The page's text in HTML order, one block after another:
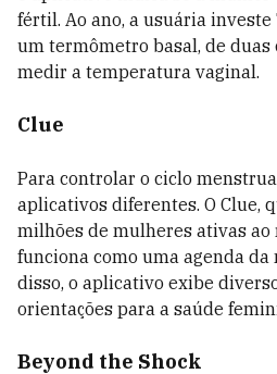
fértil. Ao ano, a usuária
um termômetro basal, de duas
medir a temperatura vaginal.
Clue
Para controlar o ciclo
aplicativos diferentes. O Clue,
milhões de mulheres ativas ao
funciona como uma agenda da
disso, o aplicativo exibe
orientações para a saúde
Beyond the Shock